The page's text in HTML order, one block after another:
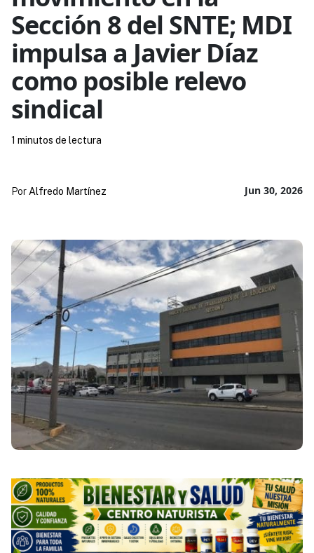
Sección 8 del SNTE; MDI
impulsa a Javier Díaz
como posible relevo
sindical
Jun 30, 2026
Por Alfredo Martínez
1 minutos de lectura